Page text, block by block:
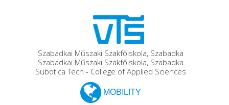
Szabadkai Műszaki Szakfőiskola, Szabadka
Szabadkai Műszaki Szakfőiskola, Szabadka
Subotica Tech - College of Applied Sciences
MOBILITY